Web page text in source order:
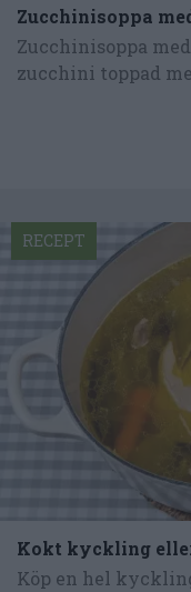
Zucchinisoppa
Zucchinisoppa
zucchini toppad
Kokt kyckling
Köp en hel
RECEPT